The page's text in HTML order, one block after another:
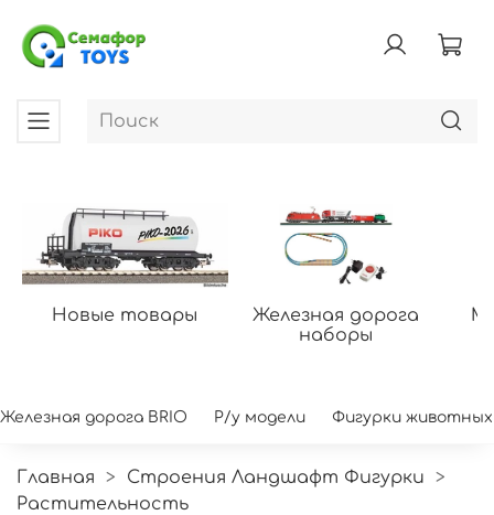
Новые товары
Железная дорога
наборы
Железная дорога BRIO Р/у модели Фигурки животных
Главная
Строения Ландшафт Фигурки
Растительность